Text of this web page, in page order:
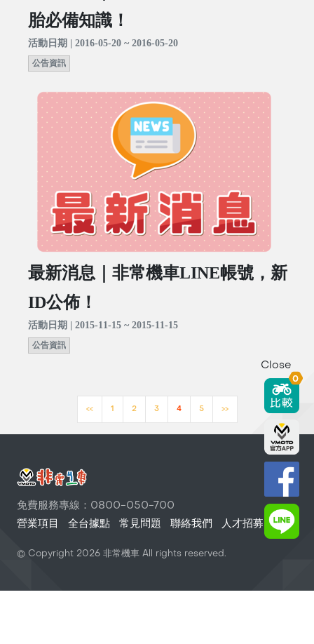
胎必備知識！
活動日期 | 2016-05-20 ~ 2016-05-20
公告資訊
最新消息｜非常機車LINE帳號，新
ID公佈！
活動日期 | 2015-11-15 ~ 2015-11-15
公告資訊
<< 1 2 3 4 5 >>
免費服務專線：0800-050-700
營業項目
全台據點 常見問題 聯絡我們 人才招募
© Copyright 2026 非常機車 All rights reserved.
Close
0